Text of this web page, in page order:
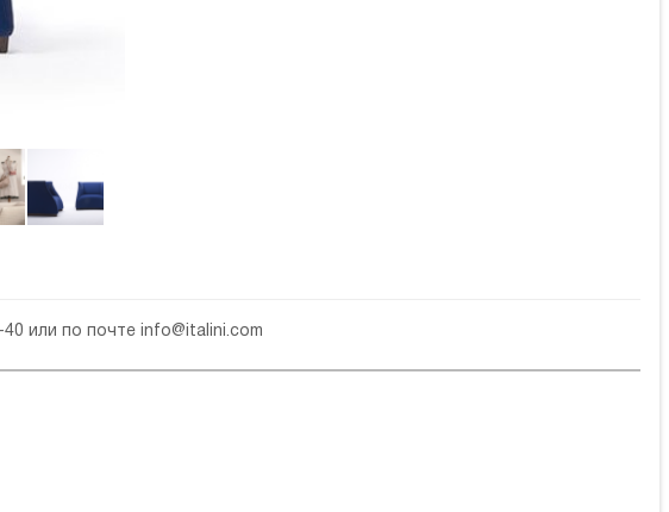
40 или по почте info@italini.com